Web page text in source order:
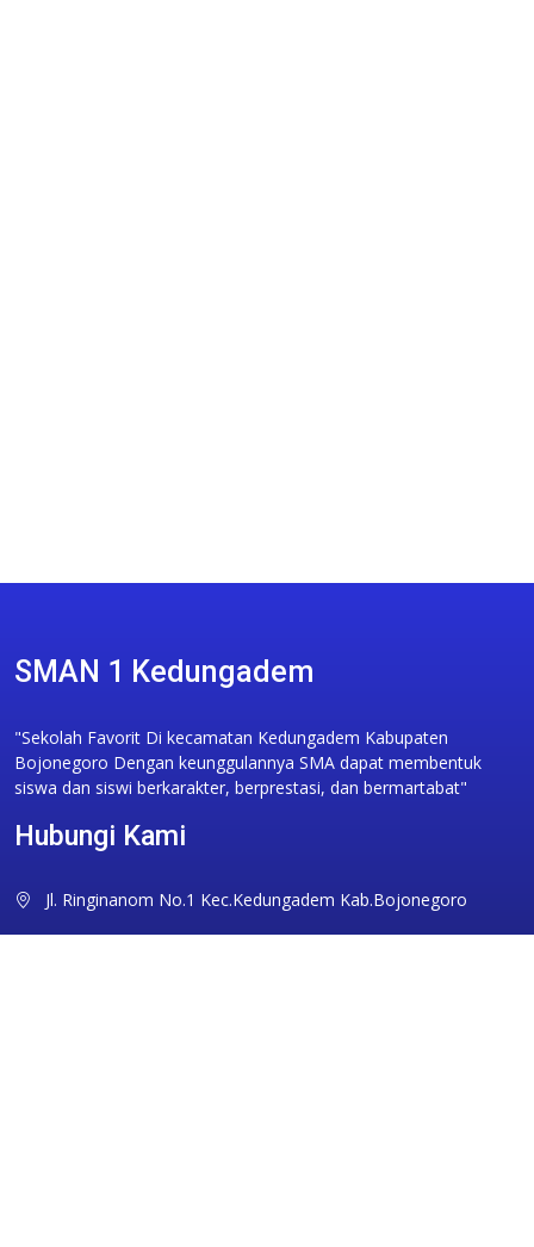
SMAN 1 Kedungadem
"Sekolah Favorit Di kecamatan Kedungadem Kabupaten
Bojonegoro Dengan keunggulannya SMA dapat membentuk
siswa dan siswi berkarakter, berprestasi, dan bermartabat"
Hubungi Kami
Jl. Ringinanom No.1 Kec.Kedungadem Kab.Bojonegoro